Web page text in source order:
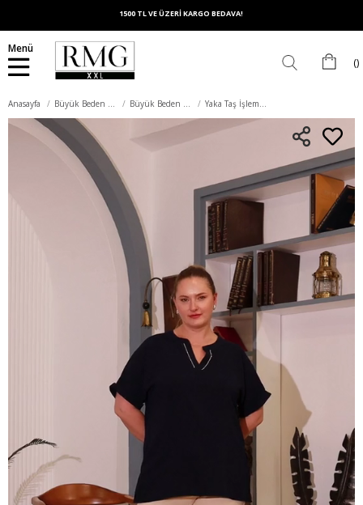
1500 TL VE ÜZERİ KARGO BEDAVA!
Menü
Anasayfa Büyük Beden Üst Giyim Büyük Beden Bluz Yaka Taş İşlemeli Büyük Beden Lacivert Bluz